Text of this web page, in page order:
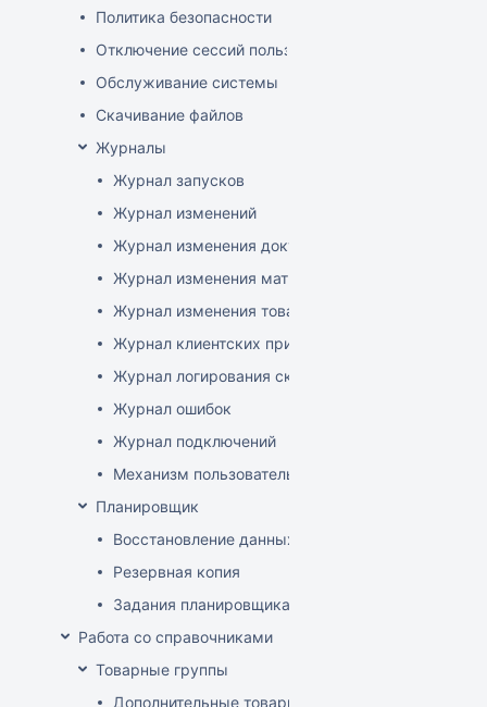
Политика безопасности
Отключение сессий пользователя
Обслуживание системы
Скачивание файлов
Журналы
Журнал запусков
Журнал изменений
Журнал изменения документов
Журнал изменения матриц
Журнал изменения товаров
Журнал клиентских приложений
Журнал логирования сканирований штрихкодов
Журнал ошибок
Журнал подключений
Механизм пользовательского логирования
Планировщик
Восстановление данных
Резервная копия
Задания планировщика
Работа со справочниками
Товарные группы
Дополнительные товарные группы